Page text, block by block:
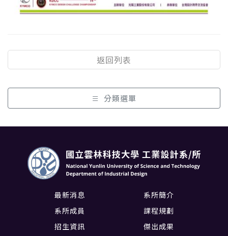
分類選單
返回列表
最新消息
系所簡介
系所成員
課程規劃
招生資訊
傑出成果